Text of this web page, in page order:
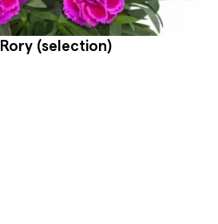
Rory (selection)